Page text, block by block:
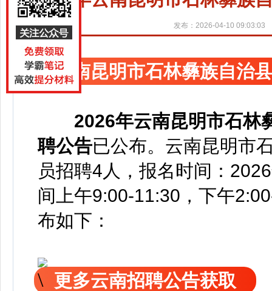
发布：2026-04-10 09:03:03
云南昆明市石林彝族自治
2026年云南昆明市石林
聘公告已公布。云南昆明市
员招聘4人， 报名时间：
间上午9:00-11:30，下午
布如下：
更多云南招聘公告获取